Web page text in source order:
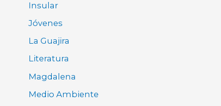
Insular
Jóvenes
La Guajira
Literatura
Magdalena
Medio Ambiente